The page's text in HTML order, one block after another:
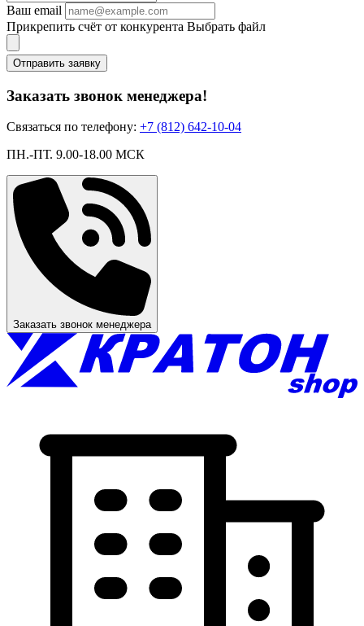
Ваш email
Прикрепить счёт от конкурента Выбрать файл
Отправить заявку
Заказать звонок менеджера!
Связаться по телефону: +7 (812) 642-10-04
ПН.-ПТ. 9.00-18.00 МСК
Заказать звонок менеджера